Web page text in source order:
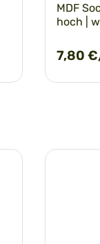
MDF
hoch |
7,80